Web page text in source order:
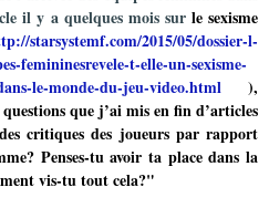
il y a quelques mois sur le sexisme
starsystemf.com/2015/05/dossier-l-
femininesrevele-t-elle-un-sexisme-
le-monde-du-jeu-video.html
),
questions que j’ai mis en fin d’articles
critiques des joueurs par rapport
Penses-tu avoir ta place dans la
vis-tu tout cela?"